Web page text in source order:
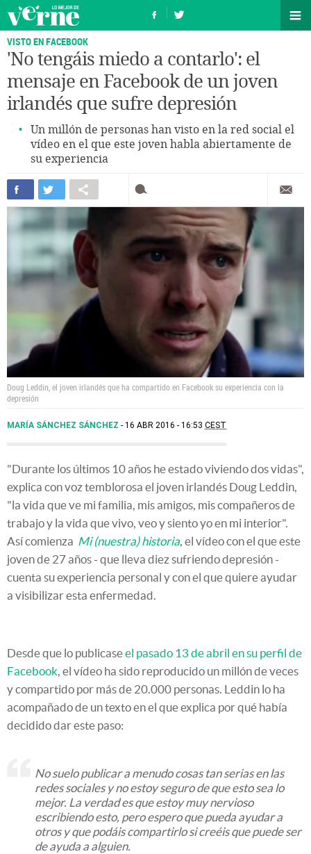
VISTO EN FACEBOOK
'No tengáis miedo a contarlo': el
mensaje en Facebook de un joven
irlandés que sufre depresión
Un millón de personas han visto en la red social el
vídeo en el que este joven habla abiertamente de
su experiencia
Doug Leddin, el joven irlandés que ha compartido en Facebook su experiencia con la
depresión
MARÍA SÁNCHEZ SÁNCHEZ 16 ABR 2016 - 16:53 CEST
"Durante los últimos 10 años he estado viviendo dos vidas",
explica con voz temblorosa el joven irlandés Doug Leddin,
"la vida que ve mi familia, mis amigos, mis compañeros de
trabajo y la vida que vivo, veo y siento yo en mi interior".
Así comienza Mi (nuestra) historia, el vídeo con el que este
joven de 27 años - que lleva diez sufriendo depresión -
cuenta su experiencia personal y con el que quiere ayudar
a visibilizar esta enfermedad.
Desde que lo publicaseel pasado 13 de abril en su perfil de
Facebook, el vídeo ha sido reproducido un millón de veces
y compartido por más de 20.000 personas. Leddin lo ha
acompañado de un texto en el que explica por qué había
decidido dar este paso:
No suelo publicar a menudo cosas tan serias en las
redes sociales y no estoy seguro de que esto sea lo
mejor. La verdad es que estoy muy nervioso
escribiendo esto, pero espero que pueda ayudar a
otros y que podáis compartirlo si creéis que puede ser
de ayuda a alguien.